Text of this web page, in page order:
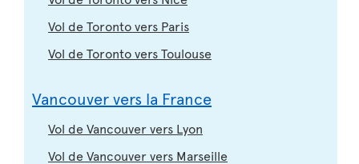
Vol de Toronto vers Paris
Vol de Toronto vers Toulouse
Vancouver vers la France
Vol de Vancouver vers Lyon
Vol de Vancouver vers Marseille